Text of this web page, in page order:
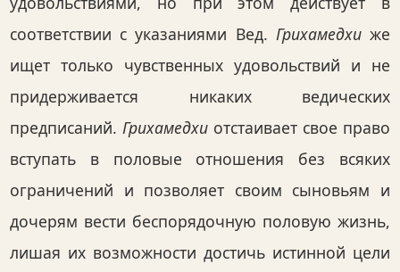
соответствии с указаниями Вед. Грихамедхиже
ищет только чувственных удовольствий и не
придерживается никаких ведических
предписаний.Грихамедхи отстаивает свое право
вступать в половые отношения без всяких
ограничений и позволяет своим сыновьям и
дочерям вести беспорядочную половую жизнь,
лишая их возможности достичь истинной цели